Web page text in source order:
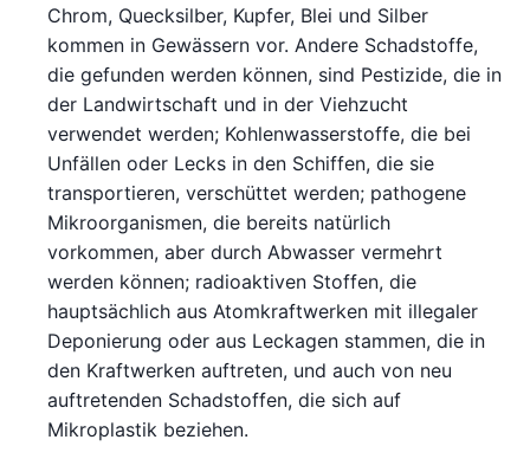
Chrom, Quecksilber, Kupfer, Blei und Silber
kommen in Gewässern vor. Andere Schadstoffe,
die gefunden werden können, sind Pestizide, die in
der Landwirtschaft und in der Viehzucht
verwendet werden; Kohlenwasserstoffe, die bei
Unfällen oder Lecks in den Schiffen, die sie
transportieren, verschüttet werden; pathogene
Mikroorganismen, die bereits natürlich
vorkommen, aber durch Abwasser vermehrt
werden können; radioaktiven Stoffen, die
hauptsächlich aus Atomkraftwerken mit illegaler
Deponierung oder aus Leckagen stammen, die in
den Kraftwerken auftreten, und auch von neu
auftretenden Schadstoffen, die sich auf
Mikroplastik beziehen.